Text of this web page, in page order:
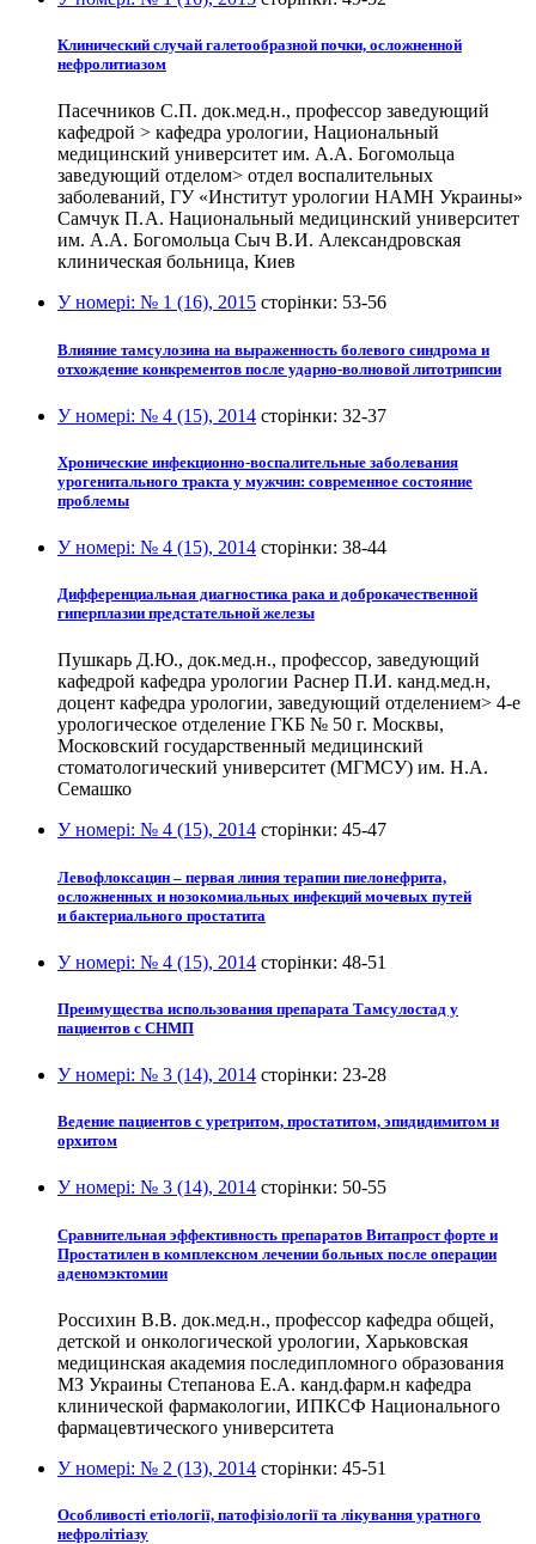
Клинический случай галетообразной почки, осложненной
нефролитиазом
Пасечников С.П. док.мед.н., профессор заведующий
кафедрой > кафедра урологии, Национальный
медицинский университет им. А.А. Богомольца
заведующий отделом> отдел воспалительных
заболеваний, ГУ «Институт урологии НАМН Украины»
Самчук П. А. Национальный медицинский университет
им. А.А. Богомольца Сыч В. И. Александровская
клиническая больница, Киев
У номері: № 1 (16), 2015 сторінки: 53-56
Влияние тамсулозина на выраженность болевого синдрома и
отхождение конкрементов после ударно-волновой литотрипсии
У номері: № 4 (15), 2014 сторінки: 32-37
Хронические инфекционно-воспалительные заболевания
урогенитального тракта у мужчин: современное состояние
проблемы
У номері: № 4 (15), 2014 сторінки: 38-44
Дифференциальная диагностика рака и доброкачественной
гиперплазии предстательной железы
Пушкарь Д.Ю., док.мед.н., профессор, заведующий
кафедрой кафедра урологии Раснер П.И. канд.мед.н,
доцент кафедра урологии, заведующий отделением> 4-е
урологическое отделение ГКБ № 50 г. Москвы,
Московский государственный медицинский
стоматологический университет (МГМСУ) им. Н.А.
Семашко
У номері: № 4 (15), 2014 сторінки: 45-47
Левофлоксацин – первая линия терапии пиелонефрита,
осложненных и нозокомиальных инфекций мочевых путей
и бактериального простатита
У номері: № 4 (15), 2014 сторінки: 48-51
Преимущества использования препарата Тамсулостад у
пациентов с СНМП
У номері: № 3 (14), 2014 сторінки: 23-28
Ведение пациентов с уретритом, простатитом, эпидидимитом и
орхитом
У номері: № 3 (14), 2014 сторінки: 50-55
Сравнительная эффективность препаратов Витапрост форте и
Простатилен в комплексном лечении больных после операции
аденомэктомии
Россихин В.В. док.мед.н., профессор кафедра общей,
детской и онкологической урологии, Харьковская
медицинская академия последипломного образования
МЗ Украины Степанова Е.А. канд.фарм.н кафедра
клинической фармакологии, ИПКСФ Национального
фармацевтического университета
У номері: № 2 (13), 2014 сторінки: 45-51
Особливості етіології, патофізіології та лікування уратного
нефролітіазу